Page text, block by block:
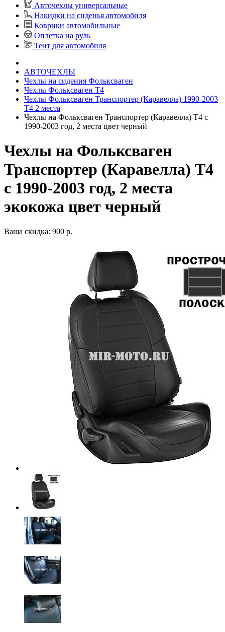
Авточехлы универсальные
Накидки на сиденья автомобиля
Коврики автомобильные
Оплетка на руль
Тент для автомобиля
АВТОЧЕХЛЫ
Чехлы на сидения Фольксваген
Чехлы Фольксваген Т4
Чехлы Фольксваген Транспортер (Каравелла) 1990-2003
Т4 2 места
Чехлы на Фольксваген Транспортер (Каравелла) Т4 с
1990-2003 год, 2 места цвет черный
Чехлы на Фольксваген
Транспортер (Каравелла) Т4
с 1990-2003 год, 2 места
экокожа цвет черный
Ваша скидка: 900 р.